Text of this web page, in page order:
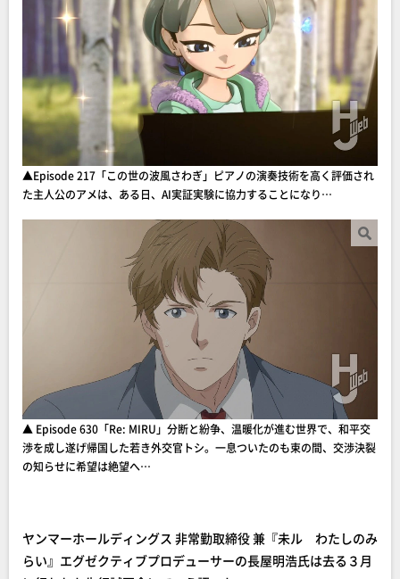
▲Episode 217「この世の波風さわぎ」ピアノの演奏技術を高く評価され
た主人公のアメは、ある日、AI実証実験に協力することになり…
▲ Episode 630「Re: MIRU」分断と紛争、温暖化が進む世界で、和平交
渉を成し遂げ帰国した若き外交官トシ。一息ついたのも束の間、交渉決裂
の知らせに希望は絶望へ…
ヤンマーホールディングス 非常勤取締役 兼『未ル わたしのみ
らい』エグゼクティブプロデューサーの長屋明浩氏は去る３月